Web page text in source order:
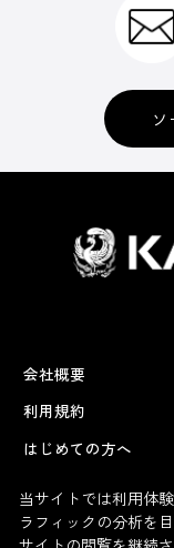
会社概要
利用規約
はじめての方へ
当サイトでは利用体
ラフィックの分析を